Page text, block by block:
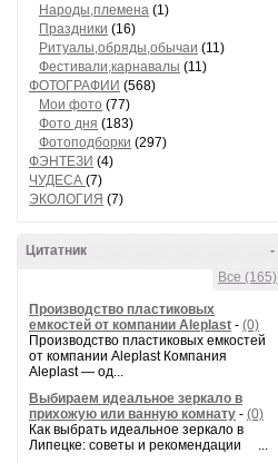
Народы,племена (1)
Праздники (16)
Ритуалы,обряды,обычаи (11)
Фестивали,карнавалы (11)
ФОТОГРАФИИ (568)
Мои фото (77)
Фото дня (183)
Фотоподборки (297)
ФЭНТЕЗИ (4)
ЧУДЕСА (7)
ЭКОЛОГИЯ (7)
-
Цитатник
Все (165)
Производство пластиковых
емкостей от компании Aleplast - (0)
Производство пластиковых емкостей
от компании Aleplast Компания
Aleplast — од...
Выбираем идеальное зеркало в
прихожую или ванную комнату - (0)
Как выбрать идеальное зеркало в
Липецке: советы и рекомендации ...